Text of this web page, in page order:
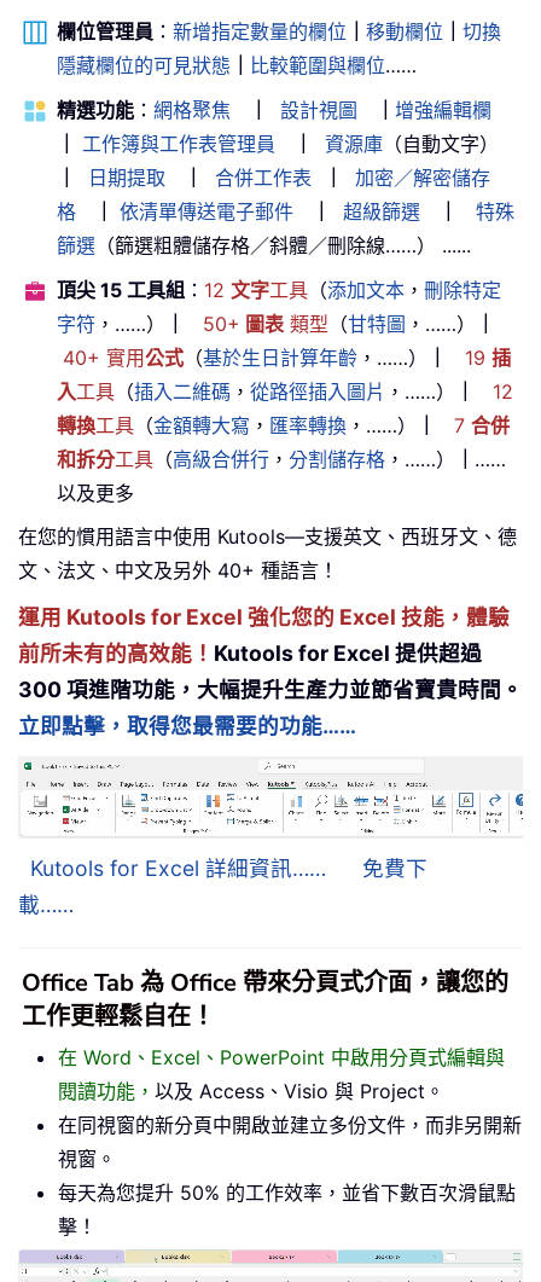
欄位管理員 ： 新增指定數量的欄位 移動欄位
切換
隱藏欄位的可見狀態
比較範圍與欄位……
精選功能 ： 網格聚焦 設計視圖
增強編輯欄
工作簿與工作表管理員 資源庫 （自動文字）
日期提取 合併工作表
加密／解密儲存
格
依清單傳送電子郵件 超級篩選
特殊
篩選 （篩選粗體儲存格／斜體／刪除線……） ......
頂尖 15 工具組 ： 12 文字工具 （添加文本 ， 刪除特定
字符 ，……） 50+ 圖表 類型 （甘特圖 ，……）
40+ 實用公式 （基於生日計算年齡 ，……） 19 插
入工具 （插入二維碼 ， 從路徑插入圖片 ，……）
12
轉換工具 （金額轉大寫 ， 匯率轉換 ，……） 7 合併
和拆分工具 （高級合併行 ， 分割儲存格 ，……）
……
以及更多
在您的慣用語言中使用 Kutools—支援英文、西班牙文、德
文、法文、中文及另外 40+ 種語言！
運用 Kutools for Excel 強化您的 Excel 技能，體驗
前所未有的高效能！ Kutools for Excel 提供超過
300 項進階功能，大幅提升生產力並節省寶貴時間。
立即點擊，取得您最需要的功能……
Kutools for Excel 詳細資訊……
免費下
載……
Office Tab 為 Office 帶來分頁式介面，讓您的
工作更輕鬆自在！
在 Word、Excel、PowerPoint 中啟用分頁式編輯與
閱讀功能， 以及 Access、Visio 與 Project。
在同視窗的新分頁中開啟並建立多份文件，而非另開新
視窗。
每天為您提升 50% 的工作效率，並省下數百次滑鼠點
擊！